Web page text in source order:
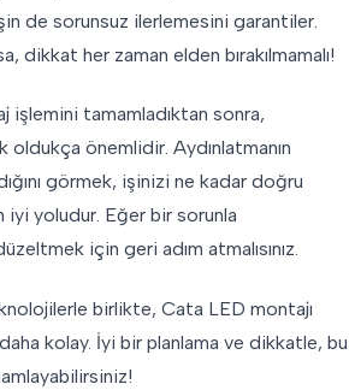
de sorunsuz ilerlemesini garantiler.
dikkat her zaman elden bırakılmamalı!
işlemini tamamladıktan sonra,
önemlidir. Aydınlatmanın
görmek, işinizi ne kadar doğru
iyi yoludur. Eğer bir sorunla
için geri adım atmalısınız.
birlikte, Cata LED montajı
kolay. İyi bir planlama ve dikkatle, bu